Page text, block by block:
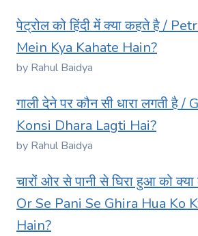
पेट्रोल को हिंदी में क्या कहते है /
Mein Kya Kahate Hain?
by Rahul Baidya
गाली देने पर कौन सी धारा लगती है
Konsi Dhara Lagti Hai?
by Rahul Baidya
चारों ओर से पानी से घिरा हुआ को
Or Se Pani Se Ghira Hua Ko
Hain?